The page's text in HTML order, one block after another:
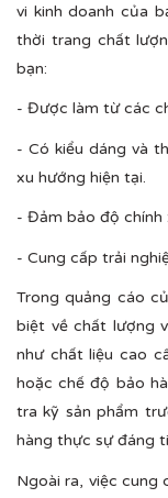
vi kinh doanh của
thời trang chất
bạn:
- Được làm từ các
- Có kiểu dáng và
xu hướng hiện tại.
- Đảm bảo độ chính
- Cung cấp trải
Trong quảng cáo
biệt về chất lượng
như chất liệu cao
hoặc chế độ bảo
tra kỹ sản phẩm
hàng thực sự đáng
Ngoài ra, việc cung